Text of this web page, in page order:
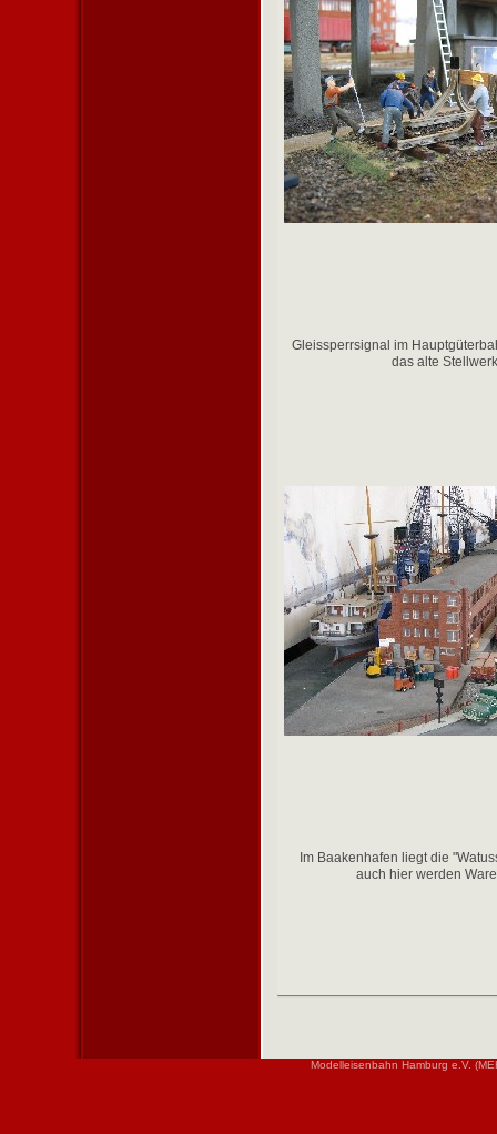
Gleissperrsignal im
das alte
Im Baakenhafen liegt die
auch hier werden
Modelleisenbahn Hamburg e.V.